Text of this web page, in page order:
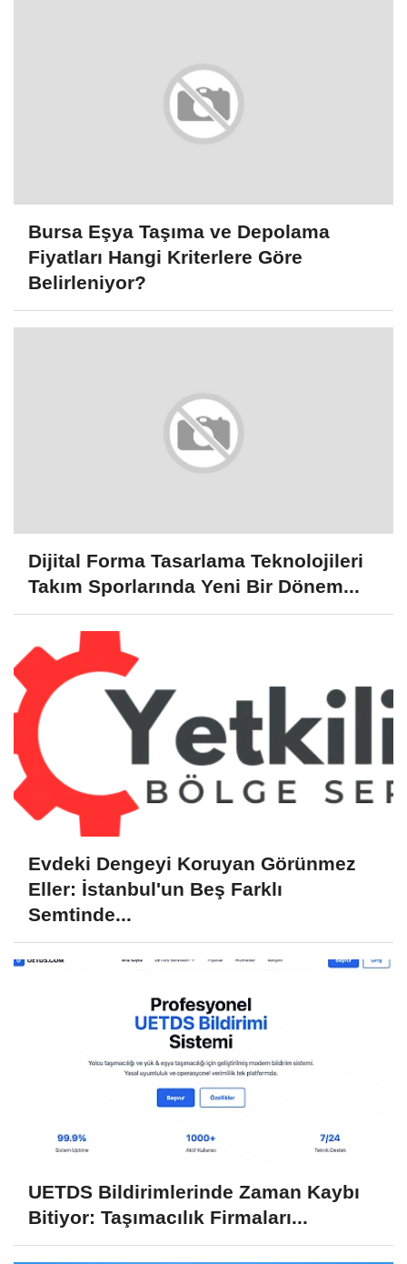
Bursa Eşya Taşıma ve Depolama
Fiyatları Hangi Kriterlere Göre
Belirleniyor?
Dijital Forma Tasarlama Teknolojileri
Takım Sporlarında Yeni Bir Dönem...
Evdeki Dengeyi Koruyan Görünmez
Eller: İstanbul'un Beş Farklı
Semtinde...
UETDS Bildirimlerinde Zaman Kaybı
Bitiyor: Taşımacılık Firmaları...